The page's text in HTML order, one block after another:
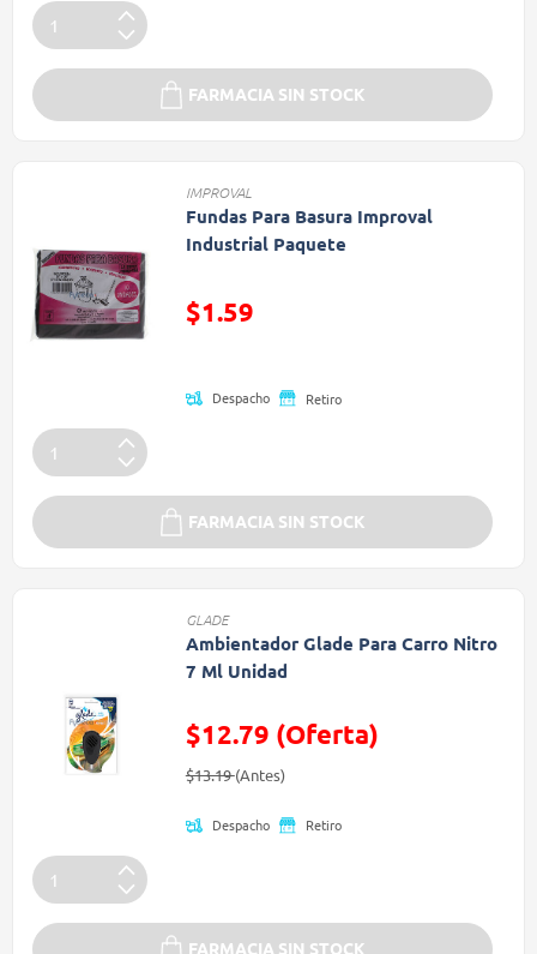
FARMACIA SIN STOCK
IMPROVAL
Fundas Para Basura Improval
Industrial Paquete
Precio reducido de
$1.59
Despacho Retiro
FARMACIA SIN STOCK
GLADE
Ambientador Glade Para Carro Nitro
7 Ml Unidad
$12.79 (Oferta)
Precio reducido de
$13.19(Antes)(Oferta)
Despacho Retiro
FARMACIA SIN STOCK